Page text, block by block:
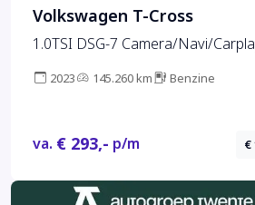
Volkswagen T-Cross
1.0TSI DSG-7 Camera/Navi/
2023 145.260 km Benzine
va. € 293,- p/m €